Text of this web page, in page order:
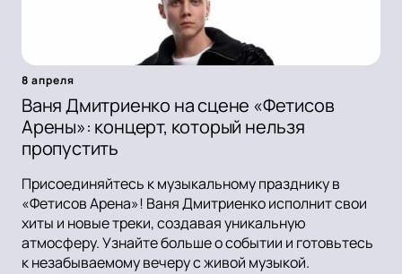
8 апреля
Ваня Дмитриенко на сцене «Фетисов
Арены»: концерт, который нельзя
пропустить
Присоединяйтесь к музыкальному празднику в
«Фетисов Арена»! Ваня Дмитриенко исполнит свои
хиты и новые треки, создавая уникальную
атмосферу. Узнайте больше о событии и готовьтесь
к незабываемому вечеру с живой музыкой.